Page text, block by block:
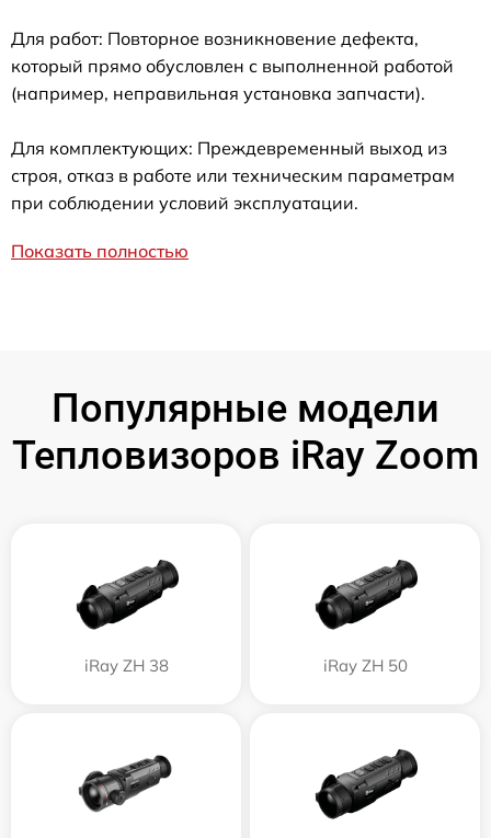
Для работ: Повторное возникновение дефекта,
который прямо обусловлен с выполненной работой
(например, неправильная установка запчасти).
Для комплектующих: Преждевременный выход из
строя, отказ в работе или техническим параметрам
при соблюдении условий эксплуатации.
Показать полностью
Популярные модели
Тепловизоров iRay Zoom
iRay ZH 38 iRay ZH 50